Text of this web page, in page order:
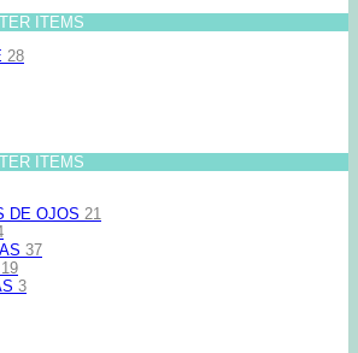
ITEMS
28
ITEMS
DE OJOS 21
37
19
3